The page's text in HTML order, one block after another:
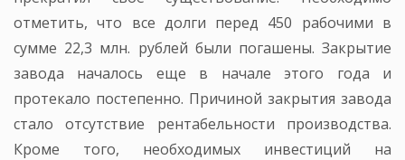
отметить, что все долги перед 450 рабочими в
сумме 22,3 млн. рублей были погашены. Закрытие
завода началось еще в начале этого года и
протекало постепенно. Причиной закрытия завода
стало отсутствие рентабельности производства.
Кроме того, необходимых инвестиций на